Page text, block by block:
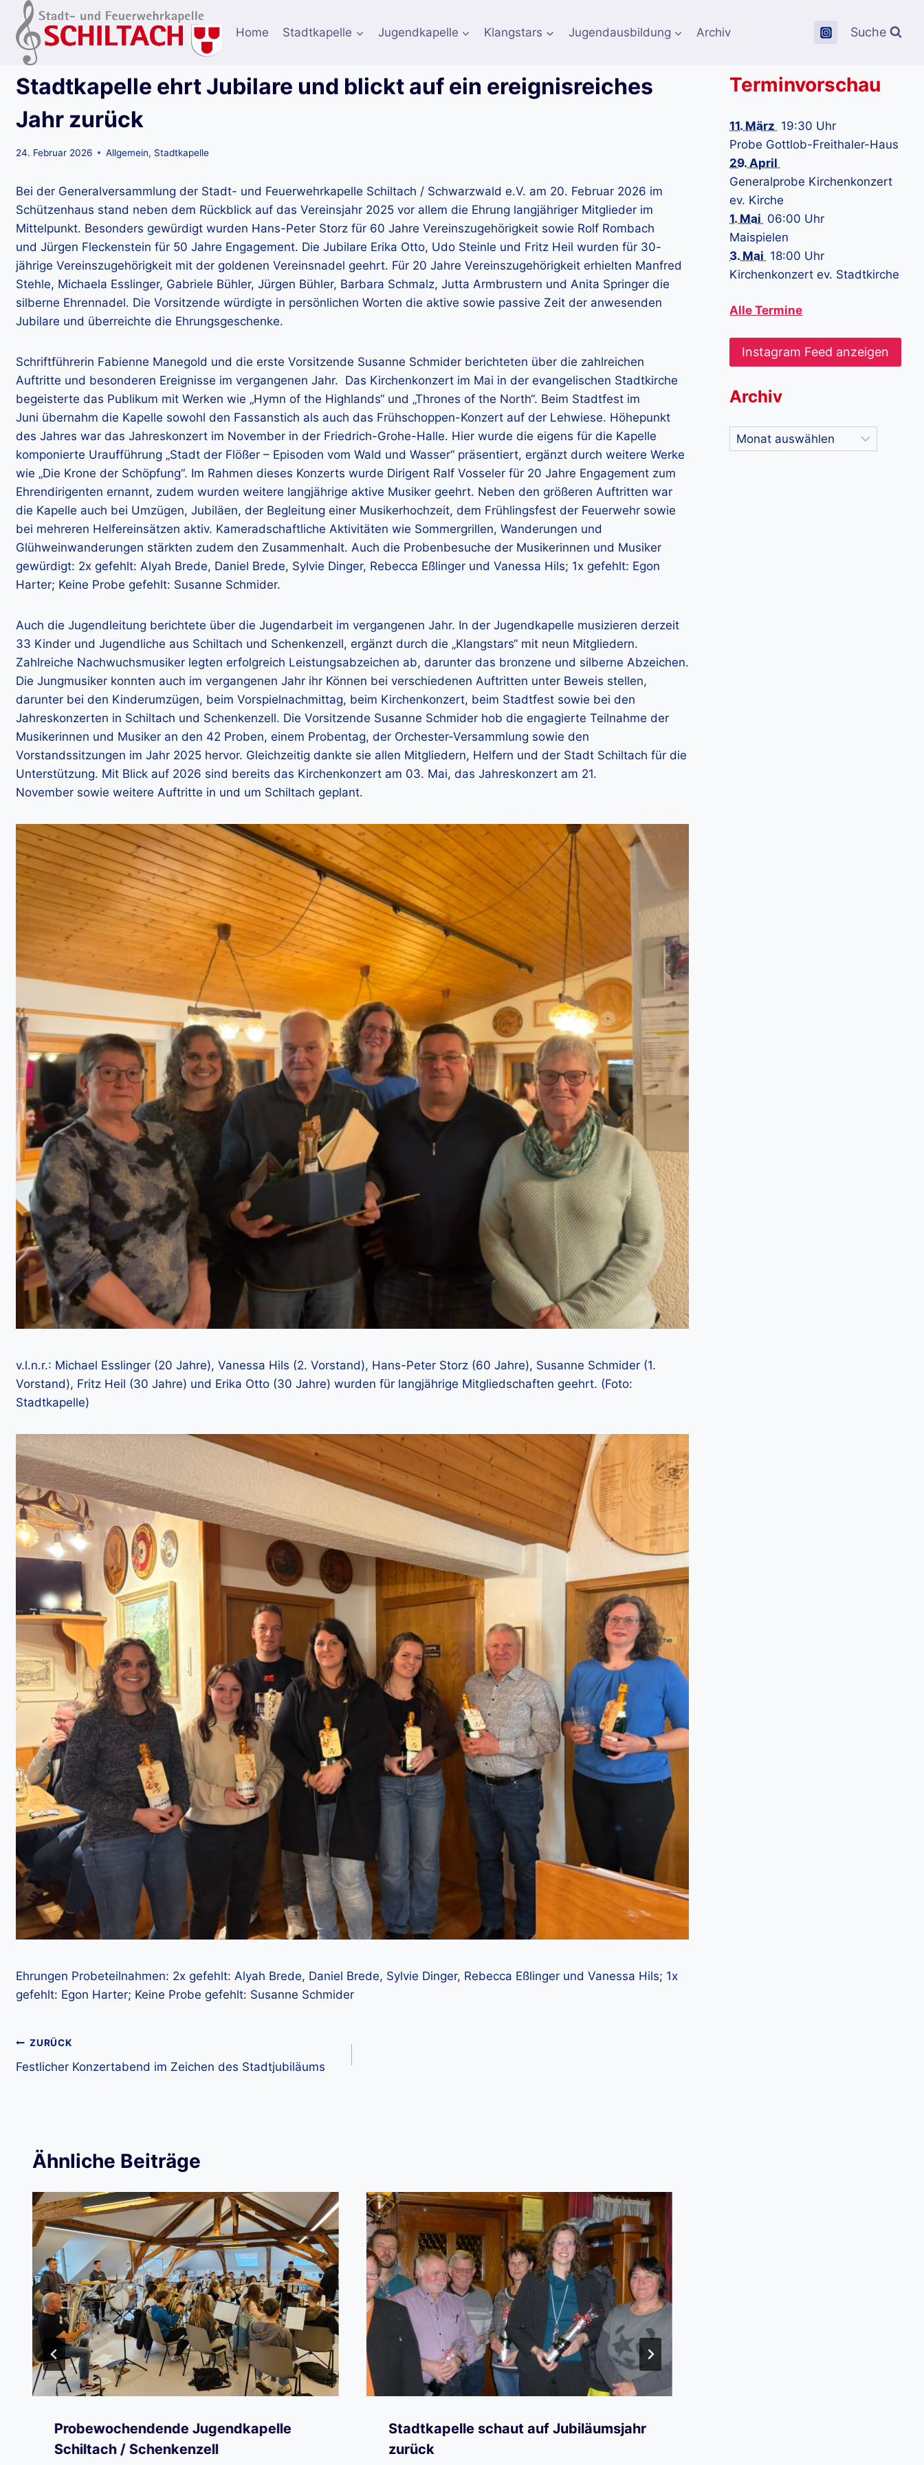
Zum
Inhalt
springen
Home Stadtkapelle Jugendkapelle Klangstars Jugendausbildung Archiv Suche
Stadtkapelle ehrt Jubilare und blickt auf ein ereignisreiches
Jahr zurück
24. Februar 2026 Allgemein, Stadtkapelle
Bei der Generalversammlung der Stadt- und Feuerwehrkapelle Schiltach / Schwarzwald e.V. am 20. Februar 2026 im
Schützenhaus stand neben dem Rückblick auf das Vereinsjahr 2025 vor allem die Ehrung langjähriger Mitglieder im
Mittelpunkt. Besonders gewürdigt wurden Hans-Peter Storz für 60 Jahre Vereinszugehörigkeit sowie Rolf Rombach
und Jürgen Fleckenstein für 50 Jahre Engagement. Die Jubilare Erika Otto, Udo Steinle und Fritz Heil wurden für 30-
jährige Vereinszugehörigkeit mit der goldenen Vereinsnadel geehrt. Für 20 Jahre Vereinszugehörigkeit erhielten Manfred
Stehle, Michaela Esslinger, Gabriele Bühler, Jürgen Bühler, Barbara Schmalz, Jutta Armbrustern und Anita Springer die
silberne Ehrennadel. Die Vorsitzende würdigte in persönlichen Worten die aktive sowie passive Zeit der anwesenden
Jubilare und überreichte die Ehrungsgeschenke.
Schriftführerin Fabienne Manegold und die erste Vorsitzende Susanne Schmider berichteten über die zahlreichen
Auftritte und besonderen Ereignisse im vergangenen Jahr. Das Kirchenkonzert im Mai in der evangelischen Stadtkirche
begeisterte das Publikum mit Werken wie „Hymn of the Highlands“ und „Thrones of the North“. Beim Stadtfest im
Juni übernahm die Kapelle sowohl den Fassanstich als auch das Frühschoppen-Konzert auf der Lehwiese. Höhepunkt
des Jahres war das Jahreskonzert im November in der Friedrich-Grohe-Halle. Hier wurde die eigens für die Kapelle
komponierte Uraufführung „Stadt der Flößer – Episoden vom Wald und Wasser“ präsentiert, ergänzt durch weitere Werke
wie „Die Krone der Schöpfung“. Im Rahmen dieses Konzerts wurde Dirigent Ralf Vosseler für 20 Jahre Engagement zum
Ehrendirigenten ernannt, zudem wurden weitere langjährige aktive Musiker geehrt. Neben den größeren Auftritten war
die Kapelle auch bei Umzügen, Jubiläen, der Begleitung einer Musikerhochzeit, dem Frühlingsfest der Feuerwehr sowie
bei mehreren Helfereinsätzen aktiv. Kameradschaftliche Aktivitäten wie Sommergrillen, Wanderungen und
Glühweinwanderungen stärkten zudem den Zusammenhalt. Auch die Probenbesuche der Musikerinnen und Musiker
gewürdigt: 2x gefehlt: Alyah Brede, Daniel Brede, Sylvie Dinger, Rebecca Eßlinger und Vanessa Hils; 1x gefehlt: Egon
Harter; Keine Probe gefehlt: Susanne Schmider.
Auch die Jugendleitung berichtete über die Jugendarbeit im vergangenen Jahr. In der Jugendkapelle musizieren derzeit
33 Kinder und Jugendliche aus Schiltach und Schenkenzell, ergänzt durch die „Klangstars“ mit neun Mitgliedern.
Zahlreiche Nachwuchsmusiker legten erfolgreich Leistungsabzeichen ab, darunter das bronzene und silberne Abzeichen.
Die Jungmusiker konnten auch im vergangenen Jahr ihr Können bei verschiedenen Auftritten unter Beweis stellen,
darunter bei den Kinderumzügen, beim Vorspielnachmittag, beim Kirchenkonzert, beim Stadtfest sowie bei den
Jahreskonzerten in Schiltach und Schenkenzell. Die Vorsitzende Susanne Schmider hob die engagierte Teilnahme der
Musikerinnen und Musiker an den 42 Proben, einem Probentag, der Orchester-Versammlung sowie den
Vorstandssitzungen im Jahr 2025 hervor. Gleichzeitig dankte sie allen Mitgliedern, Helfern und der Stadt Schiltach für die
Unterstützung. Mit Blick auf 2026 sind bereits das Kirchenkonzert am 03. Mai, das Jahreskonzert am 21.
November sowie weitere Auftritte in und um Schiltach geplant.
v.l.n.r.: Michael Esslinger (20 Jahre), Vanessa Hils (2. Vorstand), Hans-Peter Storz (60 Jahre), Susanne Schmider (1.
Vorstand), Fritz Heil (30 Jahre) und Erika Otto (30 Jahre) wurden für langjährige Mitgliedschaften geehrt. (Foto:
Stadtkapelle)
Ehrungen Probeteilnahmen: 2x gefehlt: Alyah Brede, Daniel Brede, Sylvie Dinger, Rebecca Eßlinger und Vanessa Hils; 1x
gefehlt: Egon Harter; Keine Probe gefehlt: Susanne Schmider
Beitragsnavigation
ZURÜCK
Festlicher Konzertabend im Zeichen des Stadtjubiläums
Ähnliche Beiträge
Probewochendende Jugendkapelle
Schiltach / Schenkenzell
Stadtkapelle schaut auf Jubiläumsjahr
zurück
Terminvorschau
11. März 19:30 Uhr
Probe Gottlob-Freithaler-Haus
29. April
Generalprobe Kirchenkonzert
ev. Kirche
1. Mai 06:00 Uhr
Maispielen
3. Mai 18:00 Uhr
Kirchenkonzert ev. Stadtkirche
Alle Termine
Instagram Feed anzeigen
Archiv
Archiv